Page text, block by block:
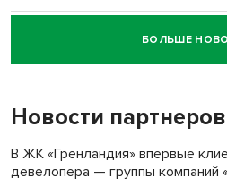
Новосибирский суд наказал
пенсионерки на вокзале
«Мы живём на пастбище!»: в
терроризируют жителей
БОЛЬШЕ
Новости партнеров
В ЖК «Гренландия» впервые
девелопера — группы